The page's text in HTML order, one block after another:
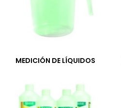
MEDICIÓN DE LÍQUIDOS